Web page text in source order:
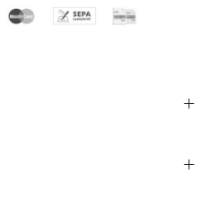
+
+